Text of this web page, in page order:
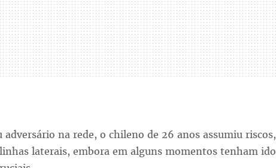
adversário na rede, o chileno de 26 anos assumiu riscos,
laterais, embora em alguns momentos tenham ido